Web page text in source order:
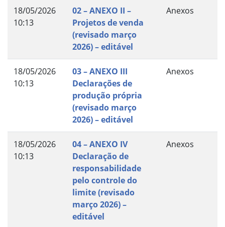
18/05/2026
10:13
02 – ANEXO II –
Projetos de venda
(revisado março
2026) – editável
Anexos
18/05/2026
10:13
03 – ANEXO III
Declarações de
produção própria
(revisado março
2026) – editável
Anexos
18/05/2026
10:13
04 – ANEXO IV
Declaração de
responsabilidade
pelo controle do
limite (revisado
março 2026) –
editável
Anexos